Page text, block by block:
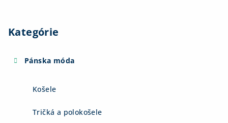
Kategórie
Pánska móda
Košele
Tričká a polokošele